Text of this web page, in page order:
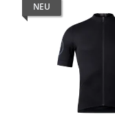
NEU